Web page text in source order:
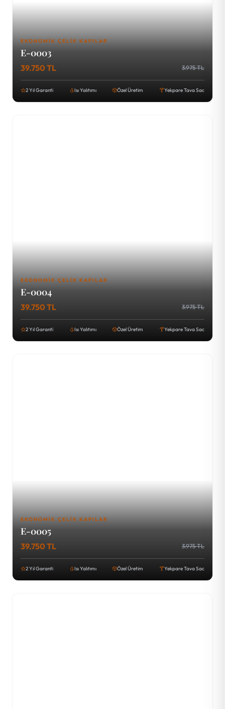
EKONOMIK ÇELIK KAPILAR
E-0003
39.750 TL 3.975 TL
2 Yıl Garanti Isı Yalıtımı Özel Üretim Yekpare Tava Sac
EKONOMIK ÇELIK KAPILAR
E-0004
39.750 TL 3.975 TL
2 Yıl Garanti Isı Yalıtımı Özel Üretim Yekpare Tava Sac
EKONOMIK ÇELIK KAPILAR
E-0005
39.750 TL 3.975 TL
2 Yıl Garanti Isı Yalıtımı Özel Üretim Yekpare Tava Sac